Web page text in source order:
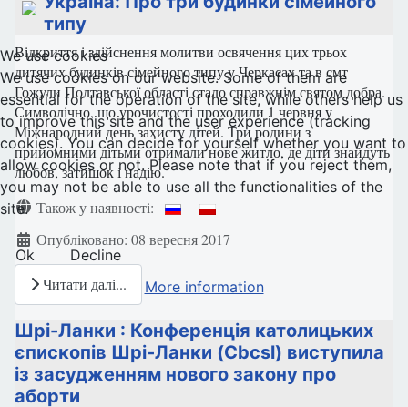
типу
Відкриття і здійснення молитви освячення цих трьох
дитячих будинків сімейного типу у Черкасах та в смт
Гожули Полтавської області стало справжнім святом добра.
Символічно, що урочистості проходили 1 червня у
Міжнародний день захисту дітей. Три родини з
прийомними дітьми отримали нове житло, де діти знайдуть
любов, затишок і надію.
ДеталіТакож у наявності:
Опубліковано: 08 вересня 2017
Читати далі...
Шрі-Ланки : Конференція католицьких
єпископів Шрі-Ланки (Cbcsl) виступила
із засудженням нового закону про
аборти
We use cookies
We use cookies on our website. Some of them are
essential for the operation of the site, while others help us
to improve this site and the user experience (tracking
cookies). You can decide for yourself whether you want to
allow cookies or not. Please note that if you reject them,
you may not be able to use all the functionalities of the
site.
Ok
Decline
More information